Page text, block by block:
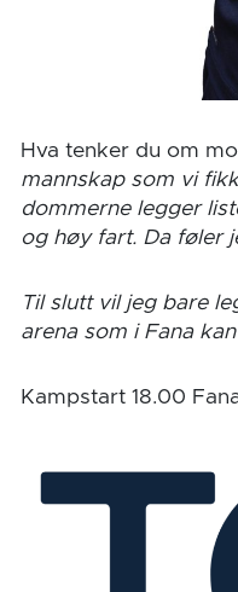
Hva tenker du om
mannskap som vi
dommerne legger
og høy fart. Da føler
Til slutt vil jeg bare
arena som i Fana
Kampstart 18.00